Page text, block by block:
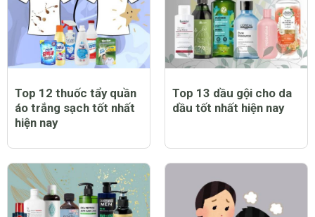
Top 12 thuốc tẩy quần
áo trắng sạch tốt nhất
hiện nay
Top 13 dầu gội cho da
dầu tốt nhất hiện nay